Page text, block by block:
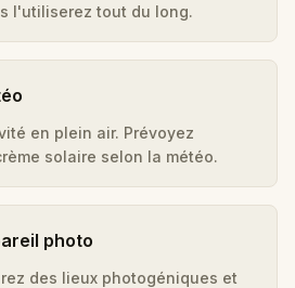
l'utiliserez tout du long.
en plein air. Prévoyez
solaire selon la météo.
photo
des lieux photogéniques et